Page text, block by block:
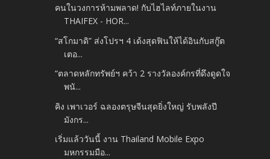
คนในวงการห้ามพลาด! กับไฮไลท์ภายในงาน
THAIFEX - HOR...
“สโกมาดิ” ส่งโปรฯ 4 เด้งสุดฟินให้ได้อินกับสกู๊ต
เตอ...
“ตลาดหลักทรัพย์ฯ คว้า 2 รางวัลองค์กรที่ดึงดูดใจ
พนั...
คิง เพาเวอร์ ฉลองตรุษจีนสุดยิ่งใหญ่ รับพลังปี
มังกร...
เริ่มแล้ววันนี้ งาน Thailand Mobile Expo
มหกรรมมือ...